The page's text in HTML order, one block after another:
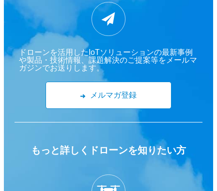
ドローンを活用したIoTソリューションの最新事例
や製品・技術情報、課題解決のご提案等をメールマ
ガジンでお送りします。
メルマガ登録
もっと詳しくドローンを知りたい方